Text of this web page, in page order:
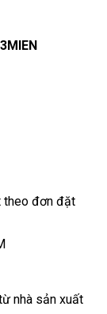
theo đơn đặt
nhà sản xuất